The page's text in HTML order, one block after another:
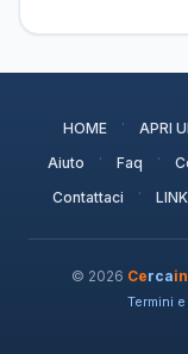
HOME · APRI
Aiuto · Faq ·
Contattaci ·
© 2026 Cercain
Termini